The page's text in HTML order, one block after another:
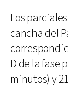
Los
cancha del
D de la fase
minutos) y